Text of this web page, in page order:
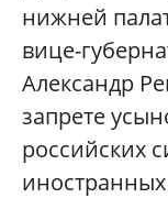
нижней
вице-
Александр
запрете
российских
иностранных